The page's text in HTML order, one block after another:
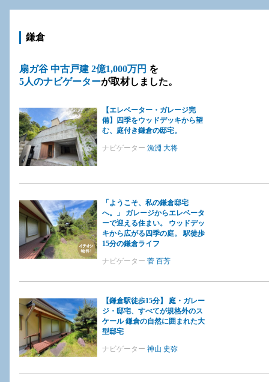
鎌倉
扇ガ谷 中古戸建 2億1,000万円 を
5人のナビゲーターが取材しました。
【エレベーター・ガレージ完
備】四季をウッドデッキから望
む、庭付き鎌倉の邸宅。
ナビゲーター 漁淵 大将
「ようこそ、私の鎌倉邸宅
へ。」 ガレージからエレベータ
ーで迎える住まい。 ウッドデッ
キから広がる四季の庭。 駅徒歩
15分の鎌倉ライフ
ナビゲーター 菅 百芳
【鎌倉駅徒歩15分】 庭・ガレー
ジ・邸宅、すべてが規格外のス
ケール 鎌倉の自然に囲まれた大
型邸宅
ナビゲーター 神山 史弥